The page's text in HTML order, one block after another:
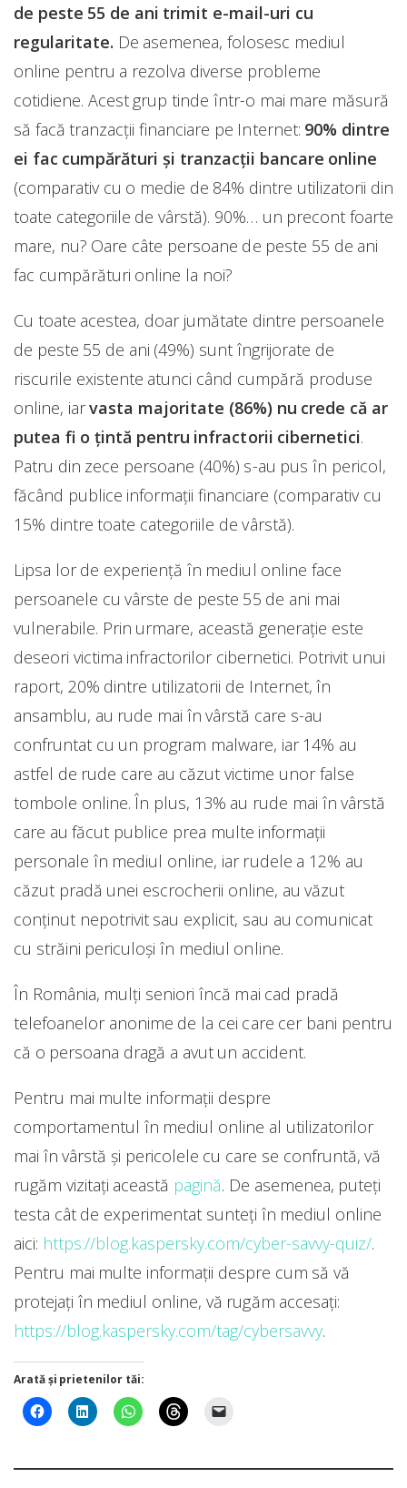
de peste 55 de ani trimit e-mail-uri cu
regularitate. De asemenea, folosesc mediul
online pentru a rezolva diverse probleme
cotidiene. Acest grup tinde într-o mai mare măsură
să facă tranzacții financiare pe Internet: 90% dintre
ei fac cumpărături și tranzacții bancare online
(comparativ cu o medie de 84% dintre utilizatorii din
toate categoriile de vârstă). 90%… un precont foarte
mare, nu? Oare câte persoane de peste 55 de ani
fac cumpărături online la noi?
Cu toate acestea, doar jumătate dintre persoanele
de peste 55 de ani (49%) sunt îngrijorate de
riscurile existente atunci când cumpără produse
online, iarvasta majoritate (86%) nu crede că ar
putea fi o țintă pentru infractorii cibernetici.
Patru din zece persoane (40%) s-au pus în pericol,
făcând publice informații financiare (comparativ cu
15% dintre toate categoriile de vârstă).
Lipsa lor de experiență în mediul online face
persoanele cu vârste de peste 55 de ani mai
vulnerabile. Prin urmare, această generație este
deseori victima infractorilor cibernetici. Potrivit unui
raport, 20% dintre utilizatorii de Internet, în
ansamblu, au rude mai în vârstă care s-au
confruntat cu un program malware, iar 14% au
astfel de rude care au căzut victime unor false
tombole online. În plus, 13% au rude mai în vârstă
care au făcut publice prea multe informații
personale în mediul online, iar rudele a 12% au
căzut pradă unei escrocherii online, au văzut
conținut nepotrivit sau explicit, sau au comunicat
cu străini periculoși în mediul online.
În România, mulți seniori încă mai cad pradă
telefoanelor anonime de la cei care cer bani pentru
că o persoana dragă a avut un accident.
Pentru mai multe informații despre
comportamentul în mediul online al utilizatorilor
mai în vârstă și pericolele cu care se confruntă, vă
rugăm vizitați această pagină. De asemenea, puteți
testa cât de experimentat sunteți în mediul online
aici: https://blog.kaspersky.com/cyber-savvy-quiz/.
Pentru mai multe informații despre cum să vă
protejați în mediul online, vă rugăm accesați:
https://blog.kaspersky.com/tag/cybersavvy.
Arată și prietenilor tăi: